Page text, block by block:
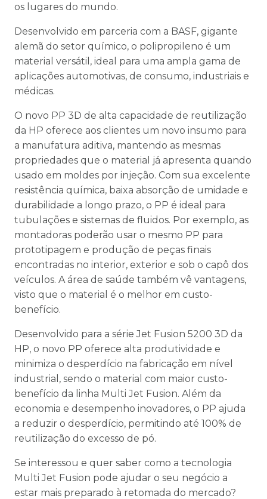
os lugares do mundo.
Desenvolvido em parceria com a BASF, gigante
alemã do setor químico, o polipropileno é um
material versátil, ideal para uma ampla gama de
aplicações automotivas, de consumo, industriais e
médicas.
O novo PP 3D de alta capacidade de reutilização
da HP oferece aos clientes um novo insumo para
a manufatura aditiva, mantendo as mesmas
propriedades que o material já apresenta quando
usado em moldes por injeção. Com sua excelente
resistência química, baixa absorção de umidade e
durabilidade a longo prazo, o PP é ideal para
tubulações e sistemas de fluidos. Por exemplo, as
montadoras poderão usar o mesmo PP para
prototipagem e produção de peças finais
encontradas no interior, exterior e sob o capô dos
veículos. A área de saúde também vê vantagens,
visto que o material é o melhor em custo-
benefício.
Desenvolvido para a série Jet Fusion 5200 3D da
HP, o novo PP oferece alta produtividade e
minimiza o desperdício na fabricação em nível
industrial, sendo o material com maior custo-
benefício da linha Multi Jet Fusion. Além da
economia e desempenho inovadores, o PP ajuda
a reduzir o desperdício, permitindo até 100% de
reutilização do excesso de pó.
Se interessou e quer saber como a tecnologia
Multi Jet Fusion pode ajudar o seu negócio a
estar mais preparado à retomada do mercado?